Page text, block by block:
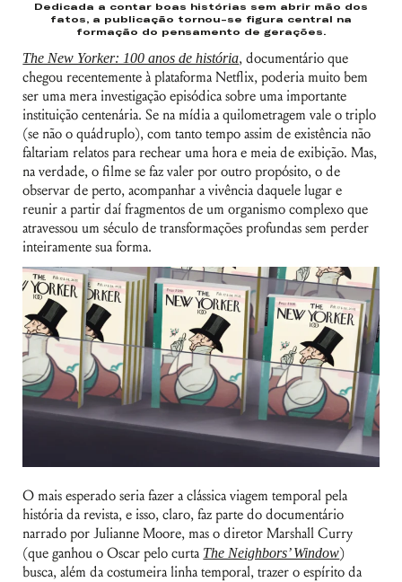
Dedicada a contar boas histórias sem abrir mão dos
fatos, a publicação tornou-se figura central na
formação do pensamento de gerações.
The New Yorker: 100 anos de história, documentário que
chegou recentemente à plataforma Netflix, poderia muito bem
ser uma mera investigação episódica sobre uma importante
instituição centenária. Se na mídia a quilometragem vale o triplo
(se não o quádruplo), com tanto tempo assim de existência não
faltariam relatos para rechear uma hora e meia de exibição. Mas,
na verdade, o filme se faz valer por outro propósito, o de
observar de perto, acompanhar a vivência daquele lugar e
reunir a partir daí fragmentos de um organismo complexo que
atravessou um século de transformações profundas sem perder
inteiramente sua forma.
O mais esperado seria fazer a clássica viagem temporal pela
história da revista, e isso, claro, faz parte do documentário
narrado por Julianne Moore, mas o diretor Marshall Curry
(que ganhou o Oscar pelo curta The Neighbors’ Window)
busca, além da costumeira linha temporal, trazer o espírito da